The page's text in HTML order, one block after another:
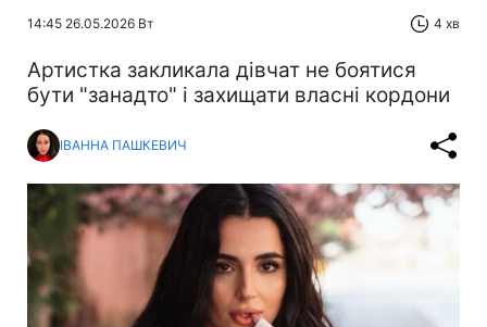
14:45 26.05.2026 Вт 4 хв
Артистка закликала дівчат не боятися
бути "занадто" і захищати власні кордони
ІВАННА ПАШКЕВИЧ